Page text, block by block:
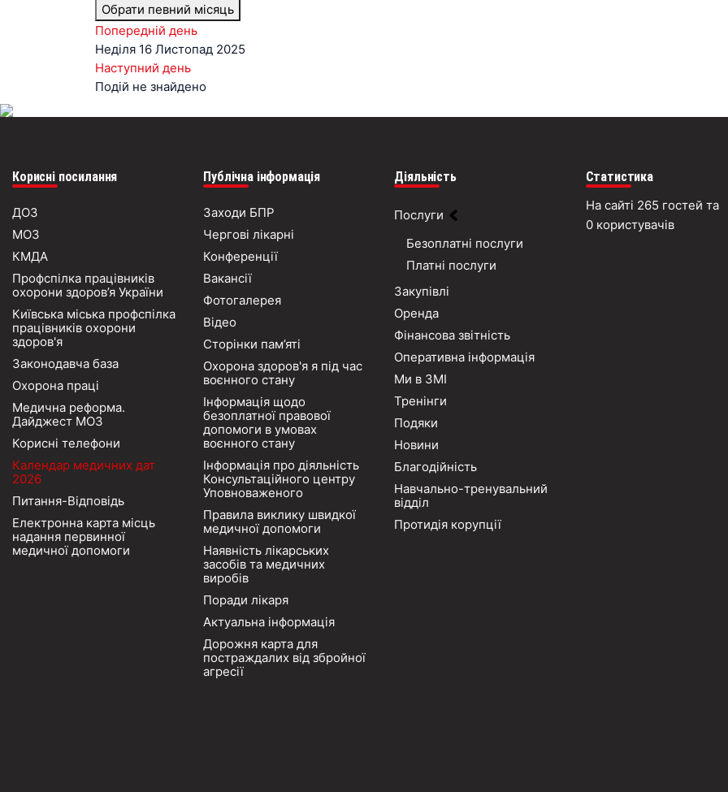
Обрати певний місяць
Попередній день
Неділя 16 Листопад 2025
Наступний день
Подій не знайдено
Корисні посилання
ДОЗ
МОЗ
КМДА
Профспілка працівників
охорони здоров’я України
Київська міська профспілка
працівників охорони
здоров'я
Законодавча база
Охорона праці
Медична реформа.
Дайджест МОЗ
Корисні телефони
Календар медичних дат
2026
Питання-Відповідь
Електронна карта місць
надання первинної
медичної допомоги
Публічна інформація
Заходи БПР
Чергові лікарні
Конференції
Вакансії
Фотогалерея
Відео
Сторінки пам’яті
Охорона здоров'я я під час
воєнного стану
Інформація щодо
безоплатної правової
допомоги в умовах
воєнного стану
Інформація про діяльність
Консультаційного центру
Уповноваженого
Правила виклику швидкої
медичної допомоги
Наявність лікарських
засобів та медичних
виробів
Поради лікаря
Актуальна інформація
Дорожня карта для
постраждалих від збройної
агресії
Діяльність
Послуги
Безоплатні послуги
Платні послуги
Закупівлі
Оренда
Фінансова звітність
Оперативна інформація
Ми в ЗМІ
Тренінги
Подяки
Новини
Благодійність
Навчально-тренувальний
відділ
Протидія корупції
Статистика
На сайті 265 гостей та
0 користувачів